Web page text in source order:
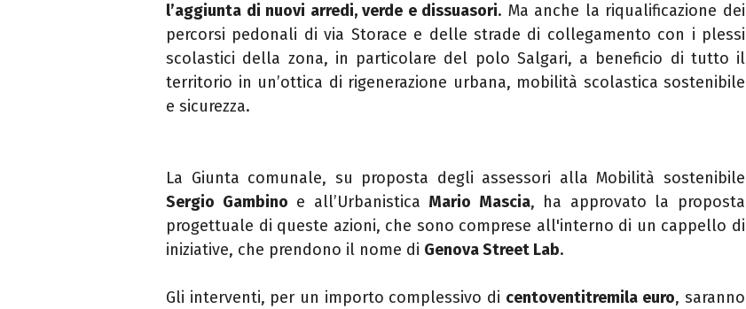
l’aggiunta di nuovi arredi, verde e dissuasori. Ma anche la riqualificazione dei
percorsi pedonali di via Storace e delle strade di collegamento con i plessi
scolastici della zona, in particolare del polo Salgari, a beneficio di tutto il
territorio in un’ottica di rigenerazione urbana, mobilità scolastica sostenibile
e sicurezza.
La Giunta comunale, su proposta degli assessori alla Mobilità sostenibile
Sergio Gambino e all’Urbanistica Mario Mascia, ha approvato la proposta
progettuale di queste azioni, che sono comprese all'interno di un cappello di
iniziative, che prendono il nome di Genova Street Lab.
Gli interventi, per un importo complessivo di centoventitremila euro,saranno